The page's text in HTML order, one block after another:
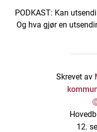
PODKAST: Kan
Og hva gjør en
Skrevet av
12.